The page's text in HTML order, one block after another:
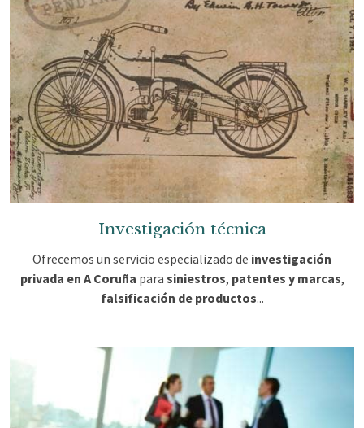
Investigación técnica
Ofrecemos un servicio especializado de investigación
privada en A Coruña para siniestros, patentes y marcas,
falsificación de productos...